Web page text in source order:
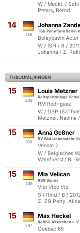
W / Meckl. / Schi
Peters, Bernd
14
129
Johanna
TSG Ponyfarm Berlin
Boleybawn Actor
W / ISH / B /
Johanna / Z:
TH&UUML;RINGEN
15
239
Louis Metzner
Reitsportanlage
RM Rodriguez
W / DSP
Metzner, Nadine
15
199
Anna Geßner
RV Bad Liebenstein-
Venom 2
W / Belgisches
Weinfuerst / B:
15
249
Mia Velican
RSG Sünna
Vlip Vlop Vip
S / Rhld / B /
Z: ZG Petry,
15
547
Max Heckel
ReitSG Altkirchen e.V.
Quebec 69